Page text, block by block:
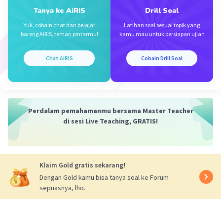
Tanya ke AiRIS
Yuk, cobain chat dan belajar
bareng AiRIS, teman pintarmu!
Chat AiRIS
Drill Soal
Latihan soal sesuai topik yang
kamu mau untuk persiapan ujian
Cobain Drill Soal
Perdalam pemahamanmu bersama Master Teacher
di sesi Live Teaching, GRATIS!
Klaim Gold gratis sekarang!
Dengan Gold kamu bisa tanya soal ke Forum
sepuasnya, lho.